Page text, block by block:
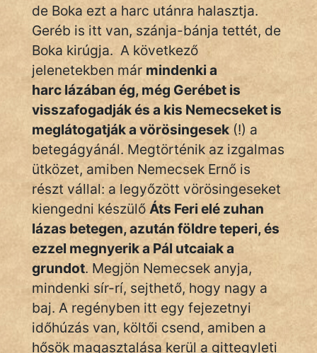
de Boka ezt a harc utánra halasztja.
Geréb is itt van, szánja-bánja tettét, de
Boka kirúgja. A következő
jelenetekben már mindenki a
harc lázában ég, még Gerébet is
visszafogadják és a kis Nemecseket is
meglátogatják a vörösingesek (!) a
betegágyánál. Megtörténik az izgalmas
ütközet, amiben Nemecsek Ernő is
részt vállal: a legyőzött vörösingeseket
kiengedni készülő Áts Feri elé zuhan
lázas betegen, azután földre teperi, és
ezzel megnyerik a Pál utcaiak a
grundot. Megjön Nemecsek anyja,
mindenki sír-rí, sejthető, hogy nagy a
baj. A regényben itt egy fejezetnyi
időhúzás van, költői csend, amiben a
hősök magasztalása kerül a gittegyleti